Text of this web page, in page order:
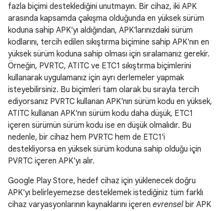
fazla biçimi desteklediğini unutmayın. Bir cihaz, iki APK
arasında kapsamda çakışma olduğunda en yüksek sürüm
koduna sahip APK'yı aldığından, APK'larınızdaki sürüm
kodlarını, tercih edilen sıkıştırma biçimine sahip APK'nın en
yüksek sürüm koduna sahip olması için sıralamanız gerekir.
Örneğin, PVRTC, ATITC ve ETC1 sıkıştırma biçimlerini
kullanarak uygulamanız için ayrı derlemeler yapmak
isteyebilirsiniz. Bu biçimleri tam olarak bu sırayla tercih
ediyorsanız PVRTC kullanan APK'nın sürüm kodu en yüksek,
ATITC kullanan APK'nın sürüm kodu daha düşük, ETC1
içeren sürümün sürüm kodu ise en düşük olmalıdır. Bu
nedenle, bir cihaz hem PVRTC hem de ETC1'i
destekliyorsa en yüksek sürüm koduna sahip olduğu için
PVRTC içeren APK'yı alır.
Google Play Store, hedef cihaz için yüklenecek doğru
APK'yı belirleyemezse desteklemek istediğiniz tüm farklı
cihaz varyasyonlarının kaynaklarını içeren evrensel bir APK